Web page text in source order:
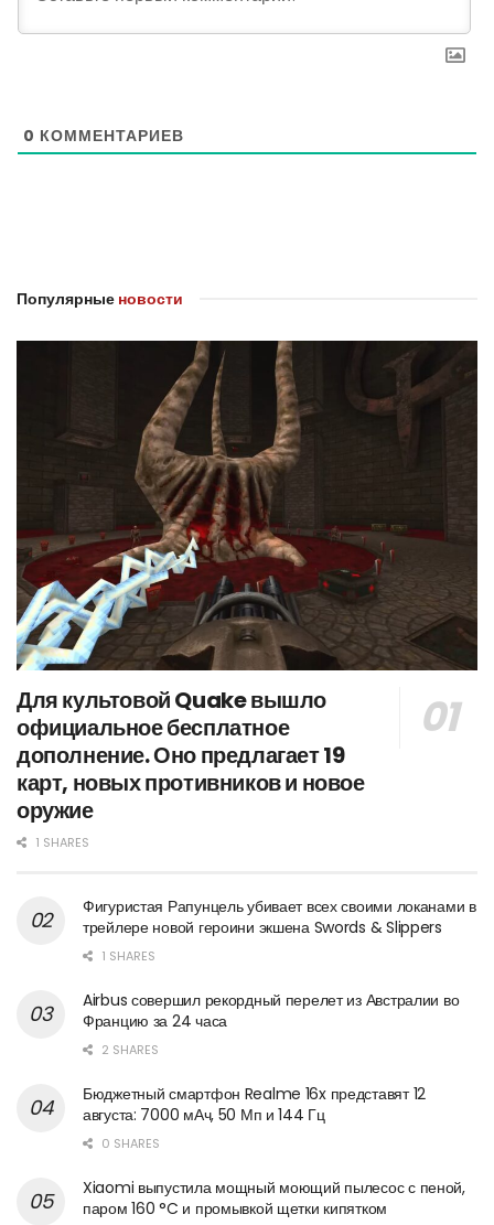
0 КОММЕНТАРИЕВ
Популярные новости
Для культовой Quake вышло
официальное бесплатное
дополнение. Оно предлагает 19
карт, новых противников и новое
оружие
1 SHARES
Фигуристая Рапунцель убивает всех своими локанами в
трейлере новой героини экшена Swords & Slippers
1 SHARES
Airbus совершил рекордный перелет из Австралии во
Францию за 24 часа
2 SHARES
Бюджетный смартфон Realme 16x представят 12
августа: 7000 мАч, 50 Мп и 144 Гц
0 SHARES
Xiaomi выпустила мощный моющий пылесос с пеной,
паром 160 °C и промывкой щетки кипятком